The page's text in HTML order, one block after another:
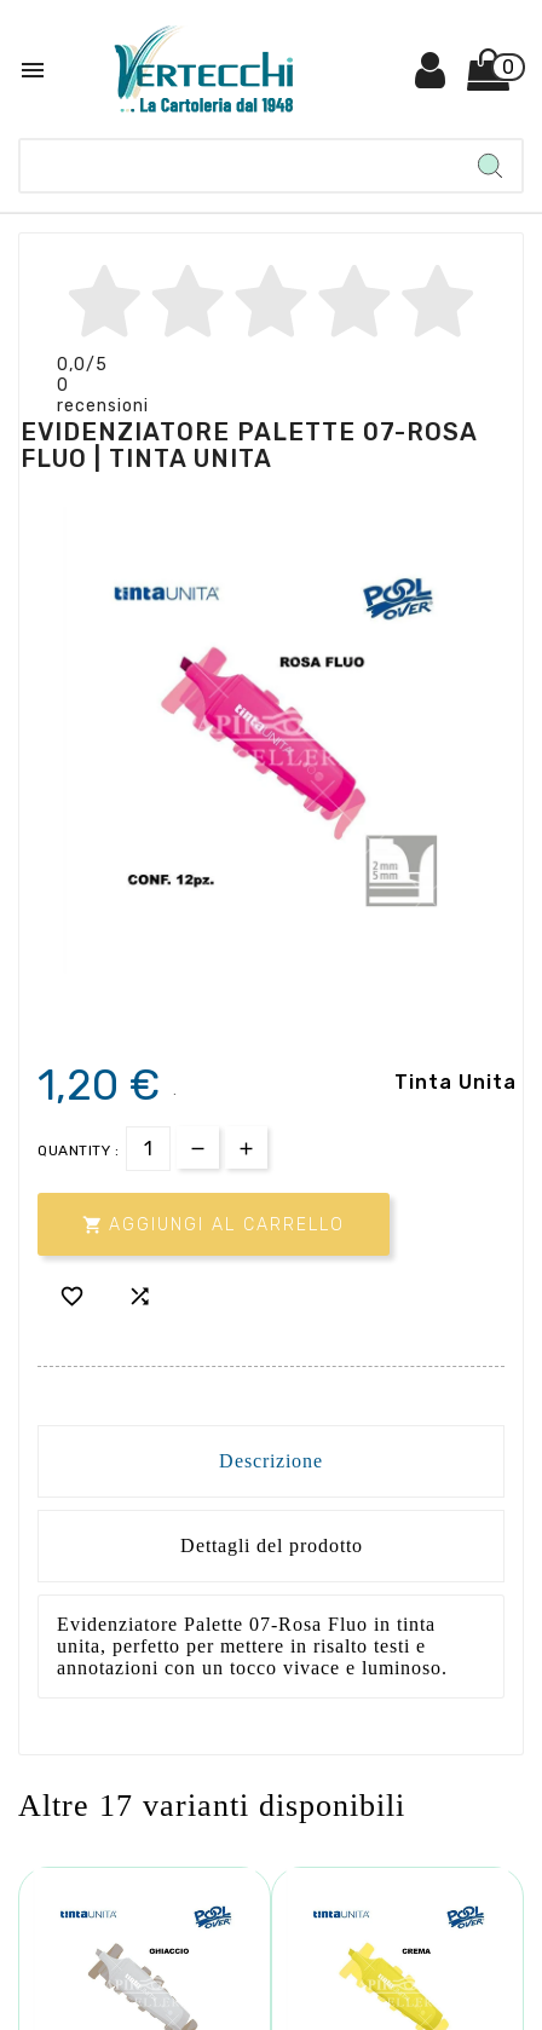
 0
0,0/5
0
recensioni
EVIDENZIATORE PALETTE 07-ROSA
FLUO | TINTA UNITA
Tinta Unita
1,20 € .
QUANTITY :
 AGGIUNGI AL CARRELLO
 
Descrizione
Dettagli del prodotto
Evidenziatore Palette 07-Rosa Fluo in tinta
unita, perfetto per mettere in risalto testi e
annotazioni con un tocco vivace e luminoso.
Altre 17 varianti disponibili